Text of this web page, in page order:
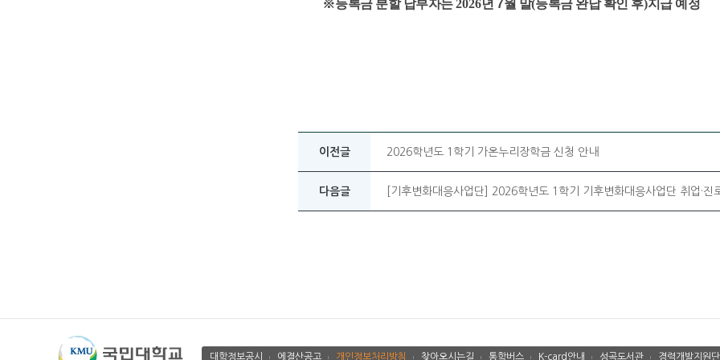
※등록금 분할 납부자는 2026년 7월 말(등록금 완납 확인 후)지급 예정
이전글 2026학년도 1학기 가온누리장학금 신청 안내
다음글 [기후변화대응사업단] 2026학년도 1학기 기후변화대응사업단 취업·진
대학정보공시 에결산공고 개인정보처리방침 찾아오시는길 통학버스 K-card안내 성곡도서관 경력개발지원단